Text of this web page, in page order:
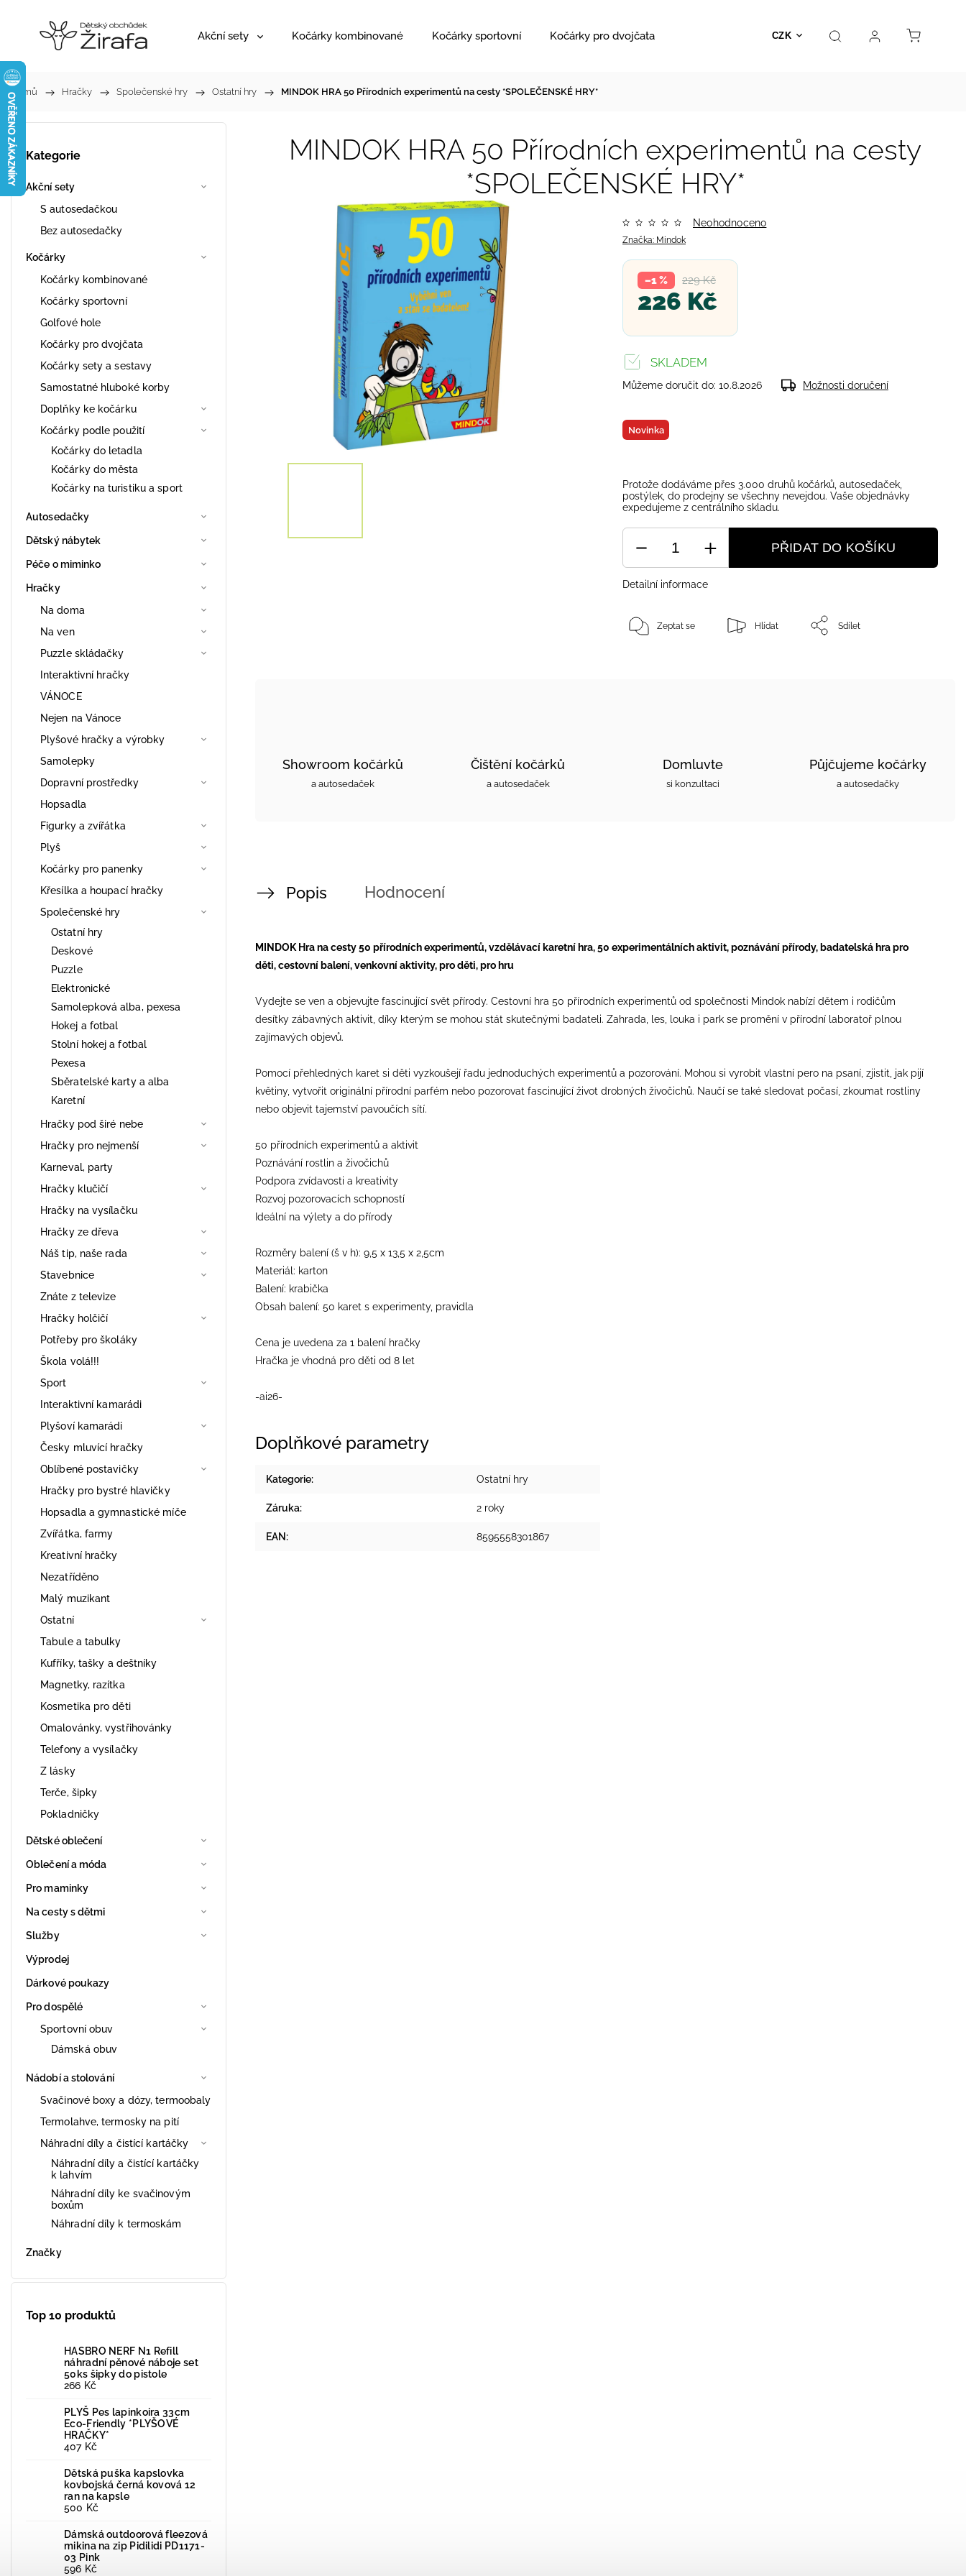
CZK
Akční sety Kočárky kombinované Kočárky sportovní Kočárky pro dvojčata Hračky Prodejna Kontakt
Domů / Hračky / Společenské hry / Ostatní hry / MINDOK HRA 50 Přírodních experimentů na cesty *SPOLEČENSKÉ HRY*
Kategorie
Akční sety
S autosedačkou
Bez autosedačky
Kočárky
Kočárky kombinované
Kočárky sportovní
Golfové hole
Kočárky pro dvojčata
Kočárky sety a sestavy
Samostatné hluboké korby
Doplňky ke kočárku
Kočárky podle použití
Kočárky do letadla
Kočárky do města
Kočárky na turistiku a sport
Autosedačky
Dětský nábytek
Péče o miminko
Hračky
Na doma
Na ven
Puzzle skládačky
Interaktivní hračky
VÁNOCE
Nejen na Vánoce
Plyšové hračky a výrobky
Samolepky
Dopravní prostředky
Hopsadla
Figurky a zvířátka
Plyš
Kočárky pro panenky
Křesílka a houpací hračky
Společenské hry
Ostatní hry
Deskové
Puzzle
Elektronické
Samolepková alba, pexesa
Hokej a fotbal
Stolní hokej a fotbal
Pexesa
Sběratelské karty a alba
Karetní
Hračky pod širé nebe
Hračky pro nejmenší
Karneval, party
Hračky klučičí
Hračky na vysílačku
Hračky ze dřeva
Náš tip, naše rada
Stavebnice
Znáte z televize
Hračky holčičí
Potřeby pro školáky
Škola volá!!!
Sport
Interaktivní kamarádi
Plyšoví kamarádi
Česky mluvící hračky
Oblíbené postavičky
Hračky pro bystré hlavičky
Hopsadla a gymnastické míče
Zvířátka, farmy
Kreativní hračky
Nezatříděno
Malý muzikant
Ostatní
Tabule a tabulky
Kufříky, tašky a deštníky
Magnetky, razítka
Kosmetika pro děti
Omalovánky, vystřihovánky
Telefony a vysílačky
Z lásky
Terče, šipky
Pokladničky
Dětské oblečení
Oblečení a móda
Pro maminky
Na cesty s dětmi
Služby
Výprodej
Dárkové poukazy
Pro dospělé
Sportovní obuv
Dámská obuv
Nádobí a stolování
Svačinové boxy a dózy, termoobaly
Termolahve, termosky na pití
Náhradní díly a čistící kartáčky
Náhradní díly a čistící kartáčky
k lahvím
Náhradní díly ke svačinovým
boxům
Náhradní díly k termoskám
Značky
Top 10 produktů
HASBRO NERF N1 Refill
náhradní pěnové náboje set
50ks šipky do pistole
266 Kč
PLYŠ Pes lapinkoira 33cm
Eco-Friendly *PLYŠOVÉ
HRAČKY*
407 Kč
Dětská puška kapslovka
kovbojská černá kovová 12
ran na kapsle
500 Kč
Dámská outdoorová fleezová
mikina na zip Pidilidi PD1171-
03 Pink
596 Kč
MINDOK HRA 50 Přírodních experimentů na cesty
*SPOLEČENSKÉ HRY*
Značka: Mindok
Neohodnoceno
229 Kč
–1 %
226 Kč
Novinka
SKLADEM
Můžeme doručit do: 10.8.2026 Možnosti doručení
Protože dodáváme přes 3.000 druhů kočárků, autosedaček,
postýlek, do prodejny se všechny nevejdou. Vaše objednávky
expedujeme z centrálního skladu.
PŘIDAT DO KOŠÍKU
Detailní informace
Zeptat se Hlídat Sdílet
Showroom kočárků
a autosedaček
Čištění kočárků
a autosedaček
Domluvte
si konzultaci
Půjčujeme kočárky
a autosedačky
Popis Hodnocení
MINDOK Hra na cesty 50 přírodních experimentů, vzdělávací karetní hra, 50 experimentálních aktivit, poznávání přírody, badatelská hra pro
děti, cestovní balení, venkovní aktivity, pro děti, pro hru
Vydejte se ven a objevujte fascinující svět přírody. Cestovní hra 50 přírodních experimentů od společnosti Mindok nabízí dětem i rodičům
desítky zábavných aktivit, díky kterým se mohou stát skutečnými badateli. Zahrada, les, louka i park se promění v přírodní laboratoř plnou
zajímavých objevů.
Pomocí přehledných karet si děti vyzkoušejí řadu jednoduchých experimentů a pozorování. Mohou si vyrobit vlastní pero na psaní, zjistit, jak pijí
květiny, vytvořit originální přírodní parfém nebo pozorovat fascinující život drobných živočichů. Naučí se také sledovat počasí, zkoumat rostliny
nebo objevit tajemství pavoučích sítí.
50 přírodních experimentů a aktivit
Poznávání rostlin a živočichů
Podpora zvídavosti a kreativity
Rozvoj pozorovacích schopností
Ideální na výlety a do přírody
Rozměry balení (š v h): 9,5 x 13,5 x 2,5cm
Materiál: karton
Balení: krabička
Obsah balení: 50 karet s experimenty, pravidla
Cena je uvedena za 1 balení hračky
Hračka je vhodná pro děti od 8 let
-ai26-
Doplňkové parametry
Kategorie: Ostatní hry
Záruka: 2 roky
EAN : 8595558301867